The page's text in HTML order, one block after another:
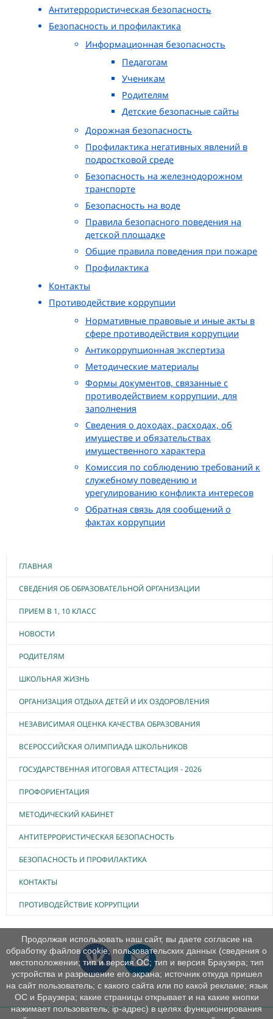
Антитеррористическая безопасность
Безопасность и профилактика
Информационная безопасность
Педагогам
Ученикам
Родителям
Детские безопасные сайты
Дорожная безопасность
Профилактика негативных явлений в
подростковой среде
Безопасность на железнодорожном
транспорте
Безопасность на воде
Правила безопасного поведения на
детской площадке
Общие правила поведения при пожаре
Профилактика
Контакты
Противодействие коррупции
Нормативные правовые и иные акты в
сфере противодействия коррупции
Антикоррупционная экспертиза
Методические материалы
Формы документов, связанные с
противодействием коррупции, для
заполнения
Сведения о доходах, расходах, об
имуществе и обязательствах
имущественного характера
Комиссия по соблюдению требований к
служебному поведению и
урегулированию конфликта интересов
Обратная связь для сообщений о
фактах коррупции
ГЛАВНАЯ
СВЕДЕНИЯ ОБ ОБРАЗОВАТЕЛЬНОЙ ОРГАНИЗАЦИИ
ПРИЕМ В 1, 10 КЛАСС
НОВОСТИ
РОДИТЕЛЯМ
ШКОЛЬНАЯ ЖИЗНЬ
ОРГАНИЗАЦИЯ ОТДЫХА ДЕТЕЙ И ИХ ОЗДОРОВЛЕНИЯ
НЕЗАВИСИМАЯ ОЦЕНКА КАЧЕСТВА ОБРАЗОВАНИЯ
ВСЕРОССИЙСКАЯ ОЛИМПИАДА ШКОЛЬНИКОВ
ГОСУДАРСТВЕННАЯ ИТОГОВАЯ АТТЕСТАЦИЯ - 2026
ПРОФОРИЕНТАЦИЯ
МЕТОДИЧЕСКИЙ КАБИНЕТ
АНТИТЕРРОРИСТИЧЕСКАЯ БЕЗОПАСНОСТЬ
БЕЗОПАСНОСТЬ И ПРОФИЛАКТИКА
КОНТАКТЫ
ПРОТИВОДЕЙСТВИЕ КОРРУПЦИИ
Продолжая использовать наш сайт, вы даете согласие на
обработку файлов cookie, пользовательских данных (сведения о
местоположении; тип и версия ОС; тип и версия Браузера; тип
устройства и разрешение его экрана; источник откуда пришел
на сайт пользователь; с какого сайта или по какой рекламе; язык
ОС и Браузера; какие страницы открывает и на какие кнопки
нажимает пользователь; ip-адрес) в целях функционирования